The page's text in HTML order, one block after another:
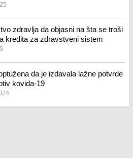
zdravlja da objasni na šta se troši
kredita za zdravstveni sistem
da je izdavala lažne potvrde
kovida-19